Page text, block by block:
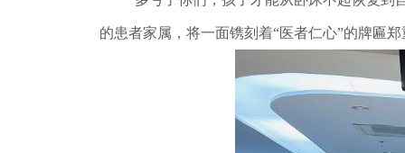
的患者家属，将一面镌刻着“医者仁心”的牌匾